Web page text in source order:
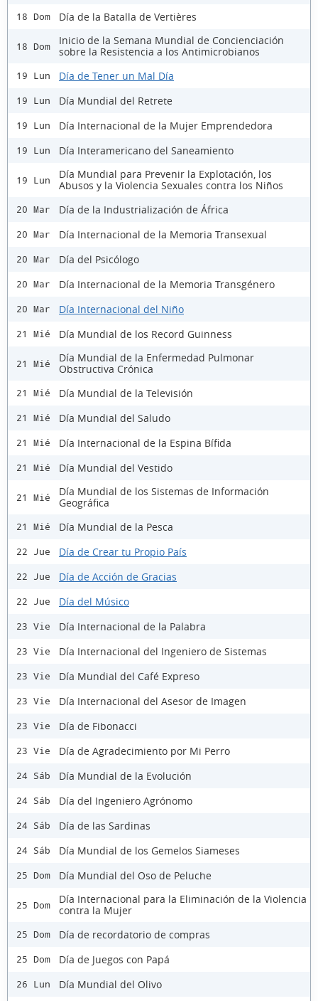
18 Dom Día de la Batalla de Vertières
18 Dom
Inicio de la Semana Mundial de Concienciación
sobre la Resistencia a los Antimicrobianos
19 Lun Día de Tener un Mal Día
19 Lun Día Mundial del Retrete
19 Lun Día Internacional de la Mujer Emprendedora
19 Lun Día Interamericano del Saneamiento
19 Lun
Día Mundial para Prevenir la Explotación, los
Abusos y la Violencia Sexuales contra los Niños
20 Mar Día de la Industrialización de África
20 Mar Día Internacional de la Memoria Transexual
20 Mar Día del Psicólogo
20 Mar Día Internacional de la Memoria Transgénero
20 Mar Día Internacional del Niño
21 Mié Día Mundial de los Record Guinness
21 Mié
Día Mundial de la Enfermedad Pulmonar
Obstructiva Crónica
21 Mié Día Mundial de la Televisión
21 Mié Día Mundial del Saludo
21 Mié Día Internacional de la Espina Bífida
21 Mié Día Mundial del Vestido
21 Mié
Día Mundial de los Sistemas de Información
Geográfica
21 Mié Día Mundial de la Pesca
22 Jue Día de Crear tu Propio País
22 Jue Día de Acción de Gracias
22 Jue Día del Músico
23 Vie Día Internacional de la Palabra
23 Vie Día Internacional del Ingeniero de Sistemas
23 Vie Día Mundial del Café Expreso
23 Vie Día Internacional del Asesor de Imagen
23 Vie Día de Fibonacci
23 Vie Día de Agradecimiento por Mi Perro
24 Sáb Día Mundial de la Evolución
24 Sáb Día del Ingeniero Agrónomo
24 Sáb Día de las Sardinas
24 Sáb Día Mundial de los Gemelos Siameses
25 Dom Día Mundial del Oso de Peluche
25 Dom
Día Internacional para la Eliminación de la Violencia
contra la Mujer
25 Dom Día de recordatorio de compras
25 Dom Día de Juegos con Papá
26 Lun Día Mundial del Olivo